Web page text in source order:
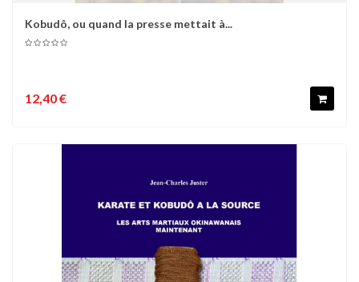
Kobudô, ou quand la presse mettait à...
12,40 €